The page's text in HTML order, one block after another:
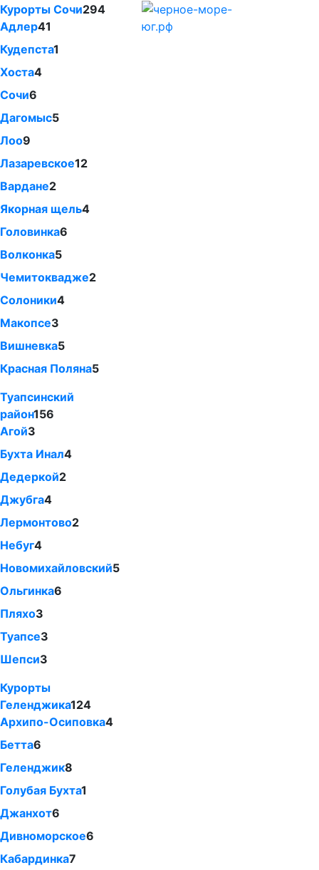
Курорты Сочи294
Адлер41
Кудепста1
Хоста4
Сочи6
Дагомыс5
Лоо9
Лазаревское12
Вардане2
Якорная щель4
Головинка6
Волконка5
Чемитоквадже2
Солоники4
Макопсе3
Вишневка5
Красная Поляна5
Туапсинский
район156
Агой3
Бухта Инал4
Дедеркой2
Джубга4
Лермонтово2
Небуг4
Новомихайловский5
Ольгинка6
Пляхо3
Туапсе3
Шепси3
Курорты
Геленджика124
Архипо-Осиповка4
Бетта6
Геленджик8
Голубая Бухта1
Джанхот6
Дивноморское6
Кабардинка7